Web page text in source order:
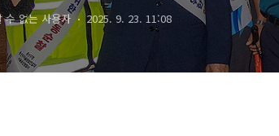
수 없는 사용자 2025. 9. 23. 11:08